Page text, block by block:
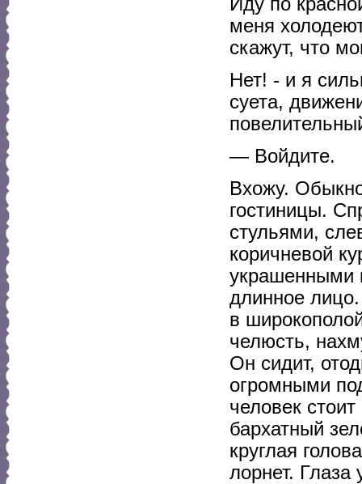
меня
скажут, что
Нет! - и я
суета,
— Войдите.
Вхожу.
гостиницы.
стульями,
коричневой
украшенными
длинное
в
челюсть,
Он сидит,
огромными
человек
бархатный
круглая
лорнет. Глаза